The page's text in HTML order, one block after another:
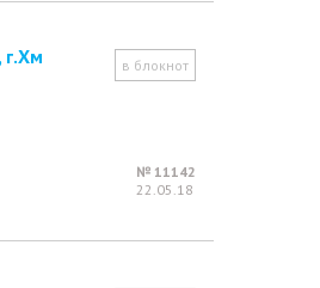
в блокнот
№ 11142
22.05.18